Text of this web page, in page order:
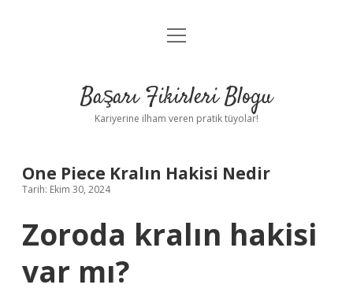
Anasayfa
Yasal Uyarı
menüyü
Başarı Fikirleri Blogu
Kariyerine ilham veren pratik tüyolar!
One Piece Kralın Hakisi Nedir
Tarih: Ekim 30, 2024
Zoroda kralın hakisi
var mı?